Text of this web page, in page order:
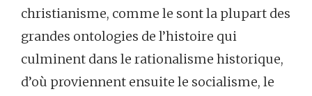
christianisme, comme le sont la plupart des
grandes ontologies de l’histoire qui
culminent dans le rationalisme historique,
d’où proviennent ensuite le socialisme, le